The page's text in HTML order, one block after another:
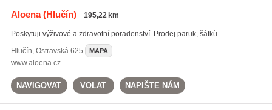
Aloena(Hlučín) 195,22 km
Poskytuji výživové a zdravotní poradenství. Prodej paruk, šátků ...
Hlučín, Ostravská 625 MAPA
www.aloena.cz
NAVIGOVAT VOLAT NAPIŠTE NÁM